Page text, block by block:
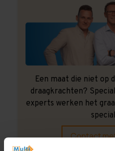
Een maat die niet op
draagkrachten?
experts werken het
Contact